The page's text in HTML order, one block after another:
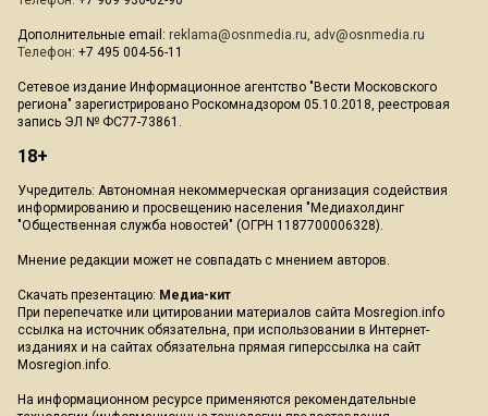
Дополнительные email: reklama@osnmedia.ru, adv@osnmedia.ru
Телефон: +7 495 004-56-11
Сетевое издание Информационное агентство "Вести Московского
региона" зарегистрировано Роскомнадзором 05.10.2018, реестровая
запись ЭЛ № ФС77-73861.
18+
Учредитель: Автономная некоммерческая организация содействия
информированию и просвещению населения "Медиахолдинг
"Общественная служба новостей" (ОГРН 1187700006328).
Мнение редакции может не совпадать с мнением авторов.
Скачать презентацию: Медиа-кит
При перепечатке или цитировании материалов сайта Mosregion.info
ссылка на источник обязательна, при использовании в Интернет-
изданиях и на сайтах обязательна прямая гиперссылка на сайт
Mosregion.info.
На информационном ресурсе применяются рекомендательные